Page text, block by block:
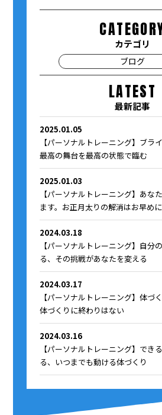
カテゴリ
ブログ
LATEST
最新記事
2025.01.05
【パーソナルトレーニング】ブラ
最高の舞台を最高の状態で臨む
2025.01.03
【パーソナルトレーニング】あな
ます。お正月太りの解消はお早めに
2024.03.18
【パーソナルトレーニング】自分
る、その挑戦があなたを変える
2024.03.17
【パーソナルトレーニング】体づ
体づくりに終わりはない
2024.03.16
【パーソナルトレーニング】でき
る、いつまでも動ける体づくり